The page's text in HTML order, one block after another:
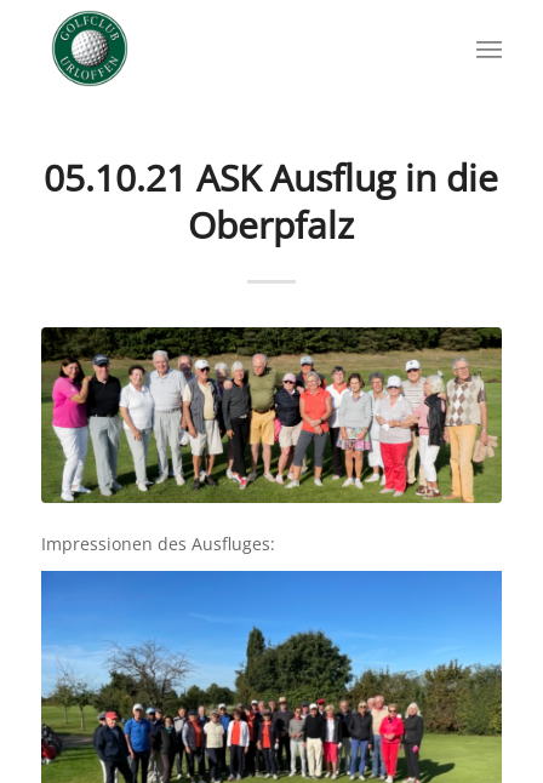
05.10.21 ASK Ausflug in die
Oberpfalz
Impressionen des Ausfluges: